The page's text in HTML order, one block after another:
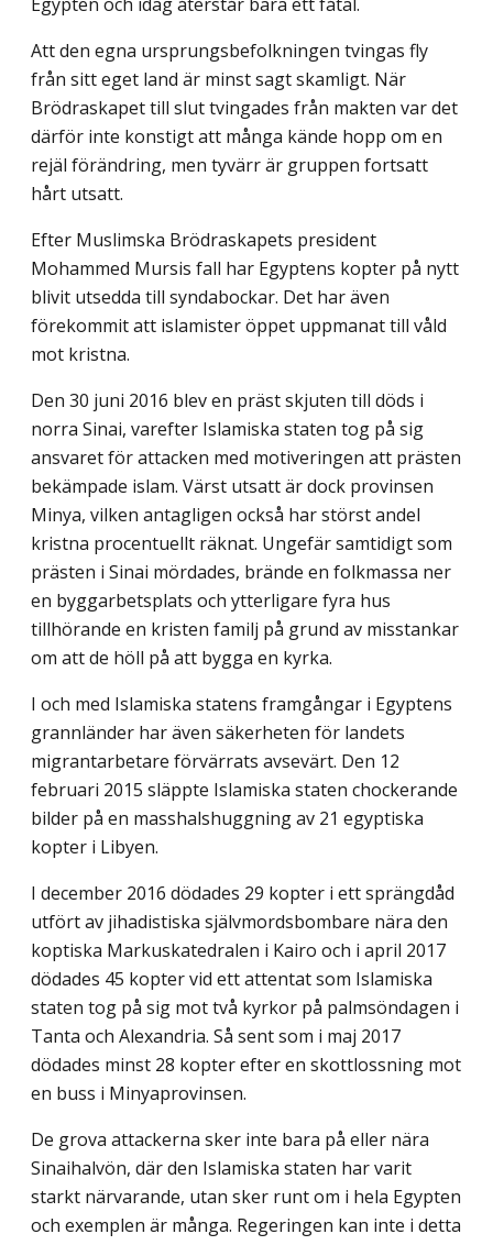
Att den egna ursprungsbefolkningen tvingas fly
från sitt eget land är minst sagt skamligt. När
Brödraskapet till slut tvingades från makten var det
därför inte konstigt att många kände hopp om en
rejäl förändring, men tyvärr är gruppen fortsatt
hårt utsatt.
Efter Muslimska Brödraskapets president
Mohammed Mursis fall har Egyptens kopter på nytt
blivit utsedda till syndabockar. Det har även
förekommit att islamister öppet uppmanat till våld
mot kristna.
Den 30 juni 2016 blev en präst skjuten till döds i
norra Sinai, varefter Islamiska staten tog på sig
ansvaret för attacken med motiveringen att prästen
bekämpade islam. Värst utsatt är dock provinsen
Minya, vilken antagligen också har störst andel
kristna procentuellt räknat. Ungefär samtidigt som
prästen i Sinai mördades, brände en folk­massa ner
en byggarbetsplats och ytterligare fyra hus
tillhörande en kristen familj på grund av misstankar
om att de höll på att bygga en kyrka.
I och med Islamiska statens framgångar i Egyptens
grannländer har även säkerheten för landets
migrantarbetare förvärrats avsevärt. Den 12
februari 2015 släppte Islamiska staten chockerande
bilder på en masshalshuggning av 21 egyptiska
kopter i Libyen.
I december 2016 dödades 29 kopter i ett sprängdåd
utfört av jihadistiska självmords­bombare nära den
koptiska Markuskatedralen i Kairo och i april 2017
dödades 45 kopter vid ett attentat som Islamiska
staten tog på sig mot två kyrkor på palmsöndagen i
Tanta och Alexandria. Så sent som i maj 2017
dödades minst 28 kopter efter en skottlossning mot
en buss i Minyaprovinsen.
De grova attackerna sker inte bara på eller nära
Sinaihalvön, där den Islamiska staten har varit
starkt närvarande, utan sker runt om i hela Egypten
och exemplen är många. Regeringen kan inte i detta